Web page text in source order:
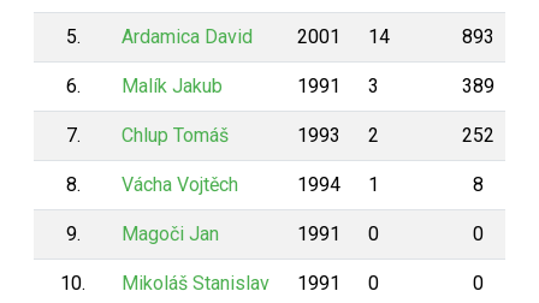
5. Ardamica David 2001 14 893
6. Malík Jakub 1991 3 389
7. Chlup Tomáš 1993 2 252
8. Vácha Vojtěch 1994 1 8
9. Magoči Jan 1991 0 0
10. Mikoláš Stanislav 1991 0 0